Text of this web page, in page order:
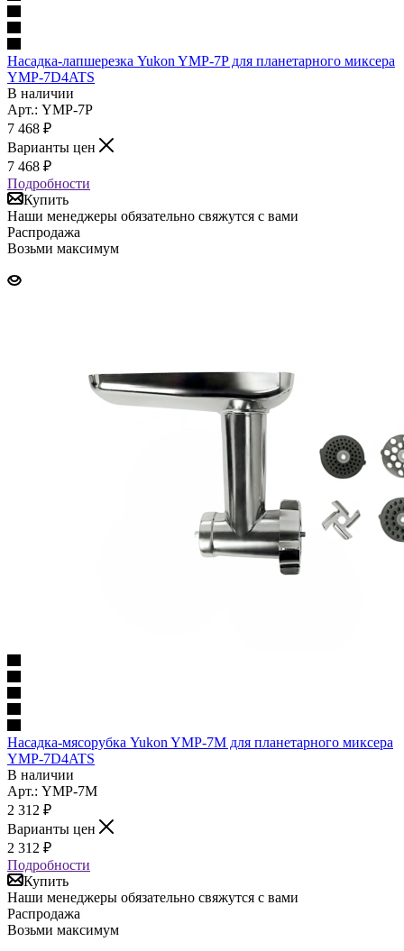
Насадка-лапшерезка Yukon YMP-7P для планетарного миксера
YMP-7D4ATS
В наличии
Арт.: YMP-7P
7 468 ₽
Варианты цен
7 468 ₽
Подробности
Купить
Наши менеджеры обязательно свяжутся с вами
Распродажа
Возьми максимум
Насадка-мясорубка Yukon YMP-7M для планетарного миксера
YMP-7D4ATS
В наличии
Арт.: YMP-7M
2 312 ₽
Варианты цен
2 312 ₽
Подробности
Купить
Наши менеджеры обязательно свяжутся с вами
Распродажа
Возьми максимум